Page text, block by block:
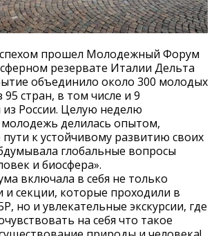
прошел Молодежный Форум
резервате Италии Дельта
объединило около 300 молодых
95 стран, в том числе и 9
из России. Целую неделю
делилась опытом,
к устойчивому развитию своих
глобальные вопросы
и биосфера».
включала в себя не только
и секции, которые проходили в
но и увлекательные экскурсии, где
на себя что такое